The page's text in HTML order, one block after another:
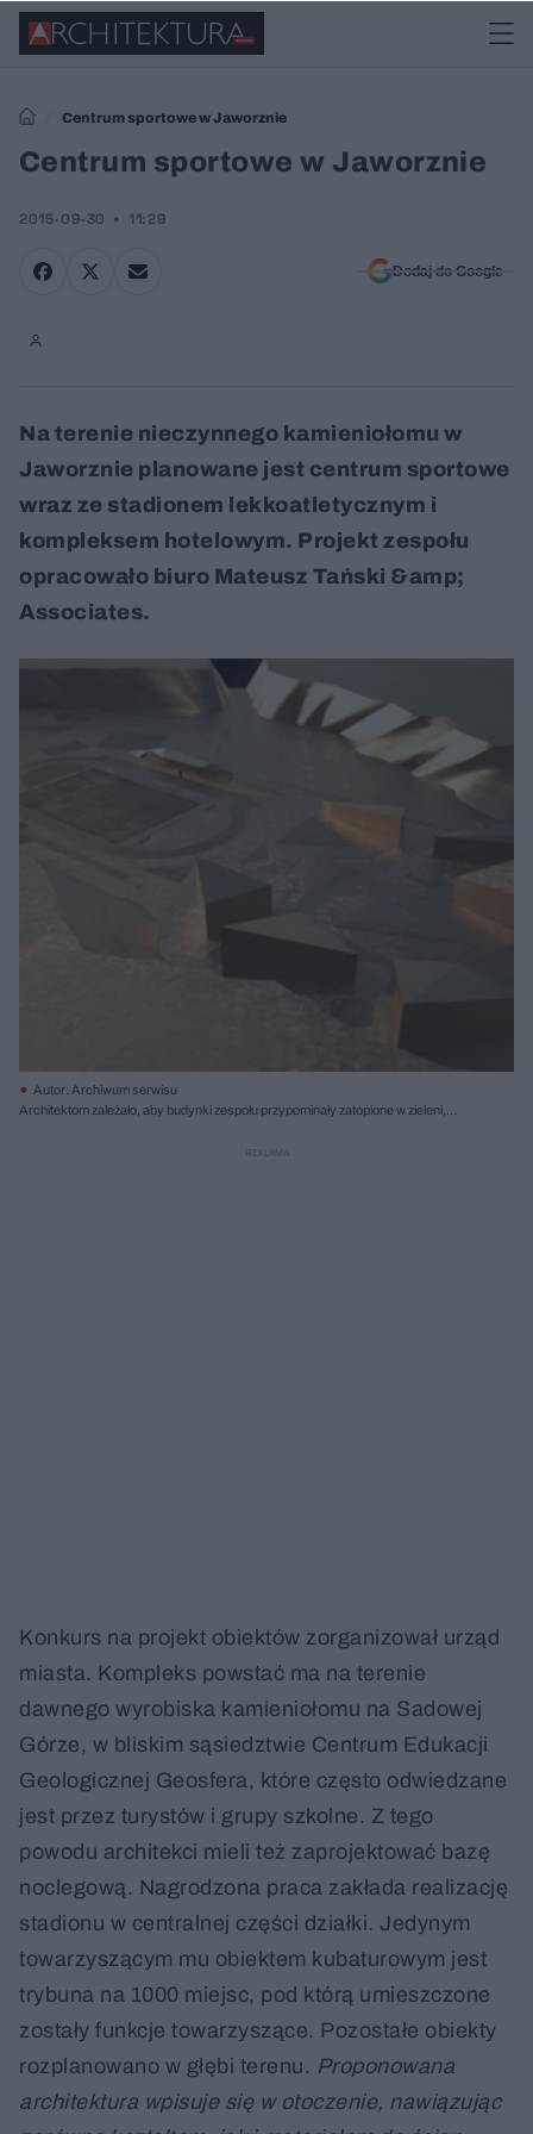
Centrum sportowe w Jaworznie
Centrum sportowe w Jaworznie
2015-09-30 11:29
Dodaj do Google
Na terenie nieczynnego kamieniołomu w
Jaworznie planowane jest centrum sportowe
wraz ze stadionem lekkoatletycznym i
kompleksem hotelowym. Projekt zespołu
opracowało biuro Mateusz Tański &amp;
Associates.
Autor: Archiwum serwisu
Architektom zależało, aby budynki zespołu przypominały zatopione w zieleni,
Konkurs na projekt obiektów zorganizował urząd
miasta. Kompleks powstać ma na terenie
dawnego wyrobiska kamieniołomu na Sadowej
Górze, w bliskim sąsiedztwie Centrum Edukacji
Geologicznej Geosfera, które często odwiedzane
jest przez turystów i grupy szkolne. Z tego
powodu architekci mieli też zaprojektować bazę
noclegową. Nagrodzona praca zakłada realizację
stadionu w centralnej części działki. Jedynym
towarzyszącym mu obiektem kubaturowym jest
trybuna na 1000 miejsc, pod którą umieszczone
zostały funkcje towarzyszące. Pozostałe obiekty
rozplanowano w głębi terenu. Proponowana
architektura wpisuje się w otoczenie, nawiązując